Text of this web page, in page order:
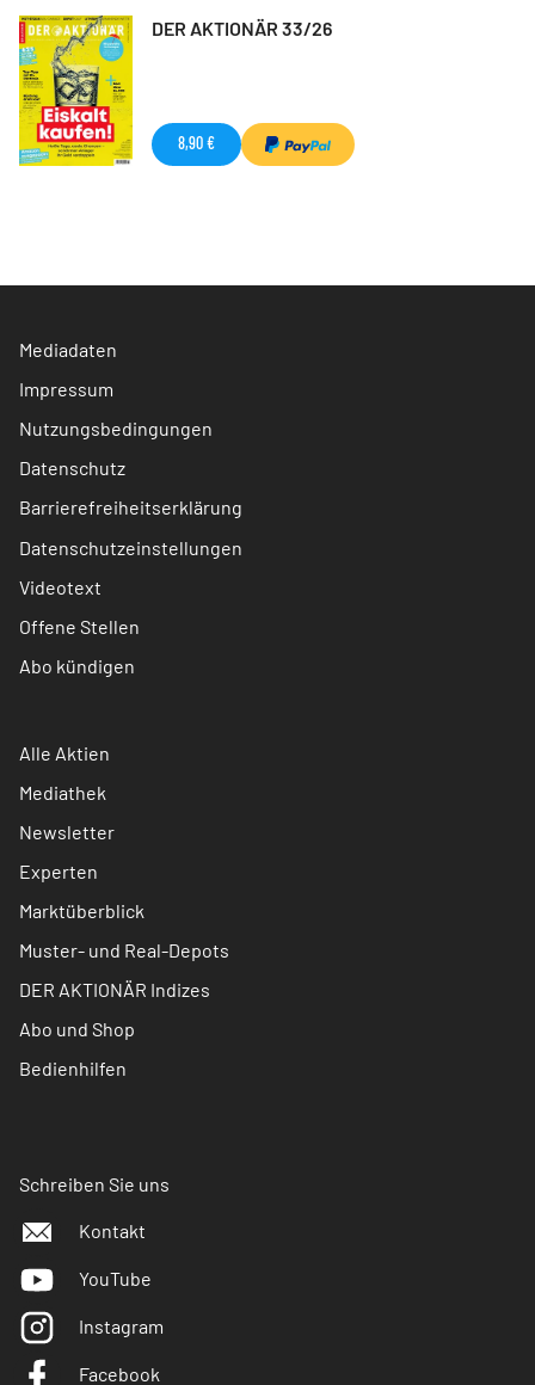
DER AKTIONÄR 33/26
8,90 €
Mediadaten
Impressum
Nutzungsbedingungen
Datenschutz
Barrierefreiheitserklärung
Datenschutzeinstellungen
Videotext
Offene Stellen
Abo kündigen
Alle Aktien
Mediathek
Newsletter
Experten
Marktüberblick
Muster- und Real-Depots
DER AKTIONÄR Indizes
Abo und Shop
Bedienhilfen
Schreiben Sie uns
Kontakt
YouTube
Instagram
Facebook